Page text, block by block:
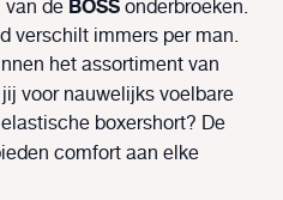
deBOSSonderbroeken.
verschilt immers per man.
het assortiment van
voor nauwelijks voelbare
boxershort? De
comfort aan elke